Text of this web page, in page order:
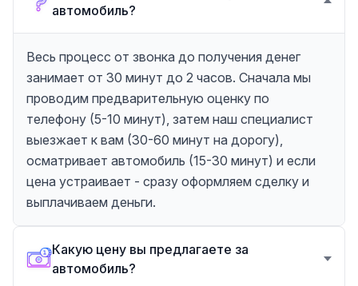
автомобиль?
Весь процесс от звонка до получения денег
занимает от 30 минут до 2 часов. Сначала мы
проводим предварительную оценку по
телефону (5-10 минут), затем наш специалист
выезжает к вам (30-60 минут на дорогу),
осматривает автомобиль (15-30 минут) и если
цена устраивает - сразу оформляем сделку и
выплачиваем деньги.
Какую цену вы предлагаете за
автомобиль?